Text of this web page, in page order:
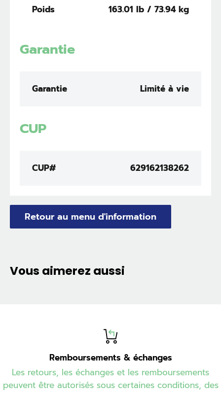
Poids 163.01 lb / 73.94 kg
Garantie
Garantie Limité à vie
CUP
CUP# 629162138262
Retour au menu d'information
Vous aimerez aussi
Remboursements & échanges
Les retours, les échanges et les remboursements
peuvent être autorisés sous certaines conditions, des